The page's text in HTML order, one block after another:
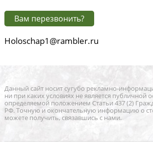
Вам перезвонить?
Holoschap1@rambler.ru
Данный сайт носит сугубо рекламно-
ни при каких условиях не является публичной
определяемой положением Статьи 437 (2)
РФ. Точную и окончательную информацию о
можете получить, связавшись с нами.